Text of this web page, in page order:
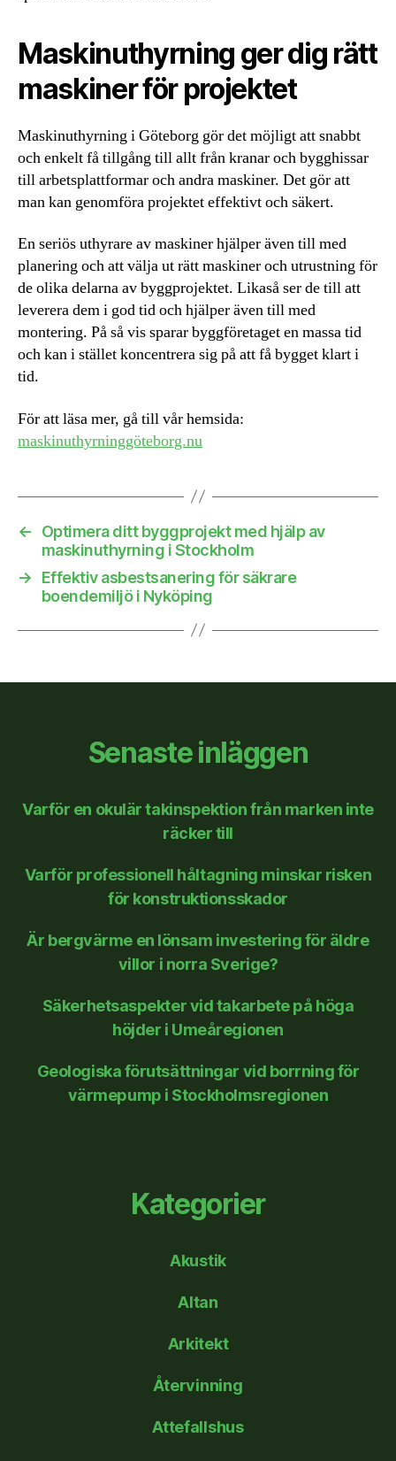
Maskinuthyrning ger dig rätt
maskiner för projektet
Maskinuthyrning i Göteborg gör det möjligt att snabbt
och enkelt få tillgång till allt från kranar och bygghissar
till arbetsplattformar och andra maskiner. Det gör att
man kan genomföra projektet effektivt och säkert.
En seriös uthyrare av maskiner hjälper även till med
planering och att välja ut rätt maskiner och utrustning för
de olika delarna av byggprojektet. Likaså ser de till att
leverera dem i god tid och hjälper även till med
montering. På så vis sparar byggföretaget en massa tid
och kan i stället koncentrera sig på att få bygget klart i
tid.
För att läsa mer, gå till vår hemsida:
maskinuthyrninggöteborg.nu
←
Optimera ditt byggprojekt med hjälp av
maskinuthyrning i Stockholm
→
Effektiv asbestsanering för säkrare
boendemiljö i Nyköping
Senaste inläggen
Varför en okulär takinspektion från marken inte
räcker till
Varför professionell håltagning minskar risken
för konstruktionsskador
Är bergvärme en lönsam investering för äldre
villor i norra Sverige?
Säkerhetsaspekter vid takarbete på höga
höjder i Umeåregionen
Geologiska förutsättningar vid borrning för
värmepump i Stockholmsregionen
Kategorier
Akustik
Altan
Arkitekt
Återvinning
Attefallshus